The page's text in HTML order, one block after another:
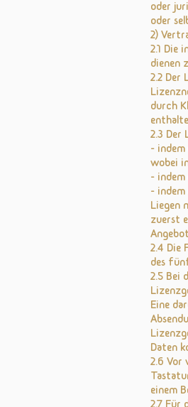
oder
oder
2)
2.1 Die
dienen
2.2 Der
durch
2.3 Der
-
wobei
- indem
- indem
Liegen
zuerst
2.4 Die
des
2.5 Bei
Eine
Daten
2.6 Vor
einem